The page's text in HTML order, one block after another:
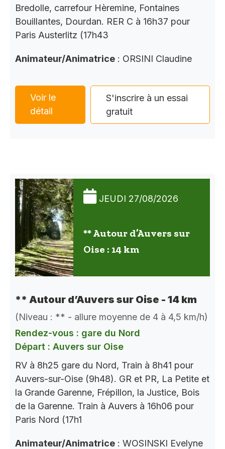
Bredolle, carrefour Hèremine, Fontaines
Bouillantes, Dourdan. RER C à 16h37 pour
Paris Austerlitz (17h43
Animateur/Animatrice : ORSINI Claudine
Voir le
détail
S'inscrire à un essai
gratuit
JEUDI 27/08/2026
** Autour d’Auvers sur
Oise : 14 km
** Autour d’Auvers sur Oise - 14 km
(Niveau : ** - allure moyenne de 4 à 4,5 km/h)
Rendez-vous : gare du Nord
Départ : Auvers sur Oise
RV à 8h25 gare du Nord, Train à 8h41 pour
Auvers-sur-Oise (9h48). GR et PR, La Petite et
la Grande Garenne, Frépillon, la Justice, Bois
de la Garenne. Train à Auvers à 16h06 pour
Paris Nord (17h1
Animateur/Animatrice : WOSINSKI Evelyne